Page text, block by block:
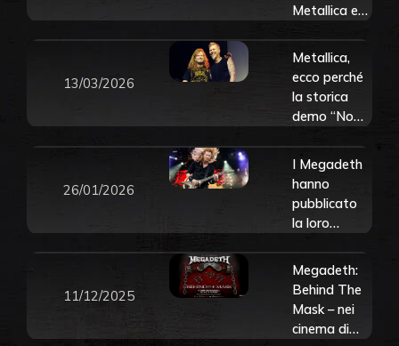
Metallica ero
alfa”
13/03/2026
Metallica,
ecco perché
la storica
demo “No
Leather”
potrebbe
non vedere
più la luce
26/01/2026
I Megadeth
hanno
pubblicato
la loro
“Ride the
Lightning”
dei
Metallica.
Ascoltala
11/12/2025
Megadeth:
Behind The
Mask – nei
cinema di